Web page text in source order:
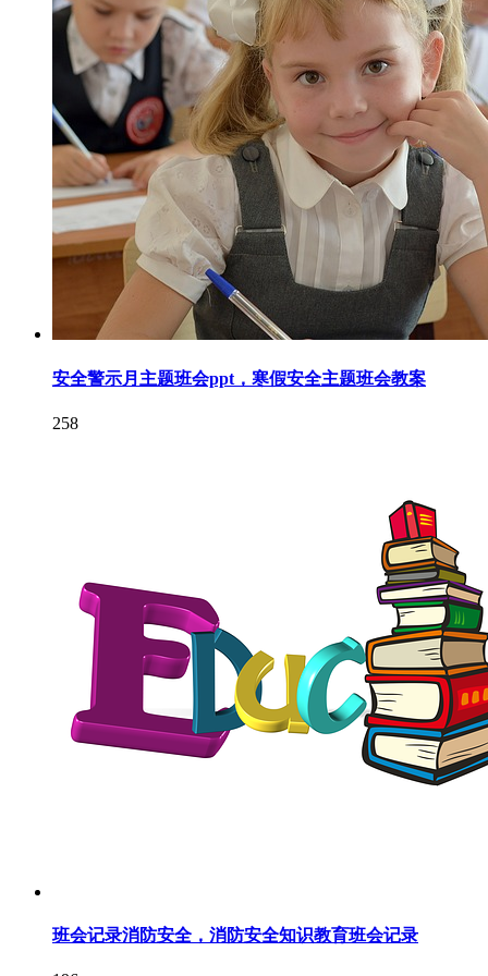
安全警示月主题班会ppt，寒假安全主题班会教案
258
班会记录消防安全，消防安全知识教育班会记录